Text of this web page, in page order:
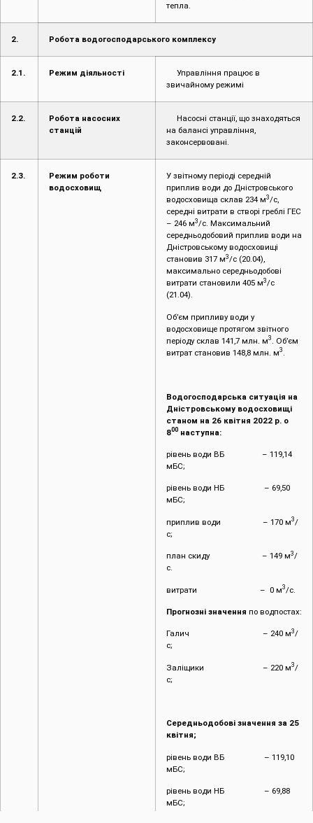
тепла.
2. Робота водогосподарського комплексу
2.1. Режим діяльності
Управління працює в
звичайному режимі
2.2.
Робота насосних
станцій
Насосні станції, що знаходяться
на балансі управління,
законсервовані.
2.3.
Режим роботи
водосховищ
У звітному періоді середній
приплив води до Дністровського
водосховища склав 234 м3/с,
середні витрати в створі греблі ГЕС
– 246 м3/с. Максимальний
середньодобовий приплив води на
Дністровському водосховищі
становив 317 м3/с (20.04),
максимально середньодобові
витрати становили 405 м3/с
(21.04).
Об’єм припливу води у
водосховище протягом звітного
періоду склав 141,7 млн. м3
. Об’єм
витрат становив 148,8 млн. м3
Водогосподарська ситуація на
Дністровському водосховищі
станом на 26 квітня 2022 р. о
800 наступна:
рівень води ВБ – 119,14
мБС;
рівень води НБ – 69,50
мБС;
приплив води – 170 м3/
с;
план скиду – 149 м3/
с.
витрати – 0 м3/с.
Прогнозні значення по водпостах:
Галич – 240 м3/
с;
Заліщики – 220 м3/
с;
Середньодобові значення за 25
квітня;
рівень води ВБ – 119,10
мБС;
рівень води НБ – 69,88
мБС;